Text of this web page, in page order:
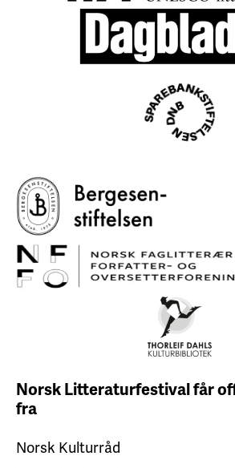
Norsk Litteraturfestival får
fra
Norsk Kulturråd